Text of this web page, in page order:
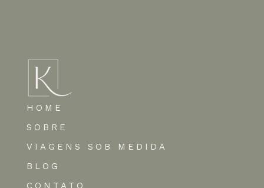
HOME
SOBRE
VIAGENS SOB MEDIDA
BLOG
CONTATO